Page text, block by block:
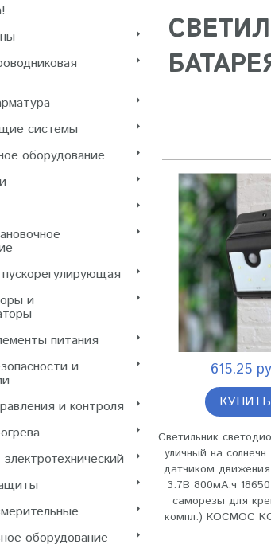
системы
оборудование
и
питания
и
и контроля
оборудование
615.25
КУПИТЬ
Светильник
уличный на
датчиком
3.7В 800мА.ч
саморезы для
компл.) КОСМОС